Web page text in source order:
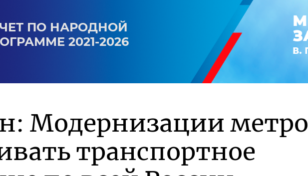
ПО НАРОДНОЙ
2021-2026
Модернизации метро
транспортное